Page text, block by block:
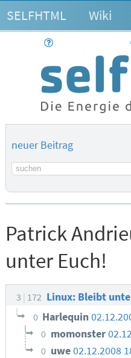
SELFHTML Wiki
neuer Beitrag
Suchbegriff
Patrick
unter Euch!
3 172 Linux: Bleibt
0 Harlequin
0 momonster
0 uwe02.12.2008